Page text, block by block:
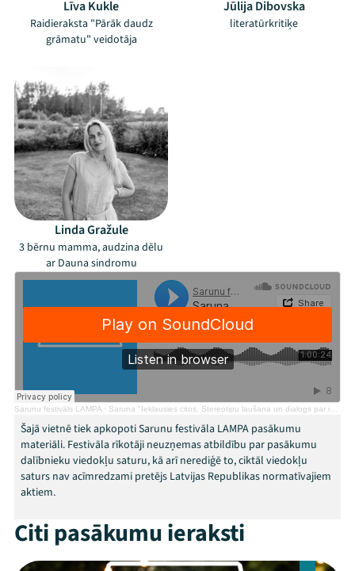
Mana programma
Festivāls
Programma
Viņi bija LAMPĀ 2026
Jaunumi
Līva Kukle
Raidieraksta "Pārāk daudz
grāmatu" veidotāja
Jūlija Dibovska
literatūrkritiķe
Linda Gražule
3 bērnu mamma, audzina dēlu
ar Dauna sindromu
Sarunu festivāls LAMPA · Saruna "Ieklausies citos. Stereotipu laušana un dialogs par invaliditātes tēmu."
Šajā vietnē tiek apkopoti Sarunu festivāla LAMPA pasākumu
materiāli. Festivāla rīkotāji neuzņemas atbildību par pasākumu
dalībnieku viedokļu saturu, kā arī nerediģē to, ciktāl viedokļu
saturs nav acīmredzami pretējs Latvijas Republikas normatīvajiem
aktiem.
Citi pasākumu ieraksti